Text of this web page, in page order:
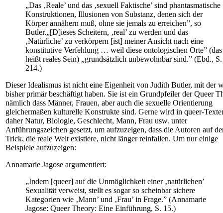
„Das ‚Reale’ und das ‚sexuell Faktische’ sind phantasmatische
Konstruktionen, Illusionen von Substanz, denen sich der
Körper annähern muß, ohne sie jemals zu erreichen”, so
Butler.„[D]ieses Scheitern, ‚real’ zu werden und das
‚Natürliche’ zu verkörpern [ist] meiner Ansicht nach eine
konstitutive Verfehlung … weil diese ontologischen Orte” (das
heißt reales Sein) „grundsätzlich unbewohnbar sind.” (Ebd., S.
214.)
Dieser Idealismus ist nicht eine Eigenheit von Judith Butler, mit der
bisher primär beschäftigt haben. Sie ist ein Grundpfeiler der Queer
nämlich dass Männer, Frauen, aber auch die sexuelle Orientierung
gleichermaßen kulturelle Konstrukte sind. Gerne wird in queer-
daher Natur, Biologie, Geschlecht, Mann, Frau usw. unter
Anführungszeichen gesetzt, um aufzuzeigen, dass die Autoren auf
Trick, die reale Welt existiere, nicht länger reinfallen. Um nur einige
Beispiele aufzuzeigen:
Annamarie Jagose argumentiert:
„Indem [queer] auf die Unmöglichkeit einer ‚natürlichen’
Sexualität verweist, stellt es sogar so scheinbar sichere
Kategorien wie ‚Mann’ und ‚Frau’ in Frage.” (Annamarie
Jagose: Queer Theory: Eine Einführung, S. 15.)